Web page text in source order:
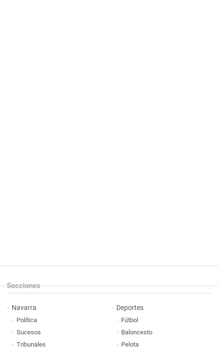
Secciones
Navarra
Política
Sucesos
Tribunales
Deportes
Fútbol
Baloncesto
Pelota